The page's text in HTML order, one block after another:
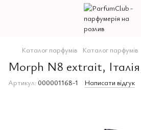
Каталог парфумів Каталог парфумів
Morph N8 extrait,
Артикул: 000001168-1 Написати відгук